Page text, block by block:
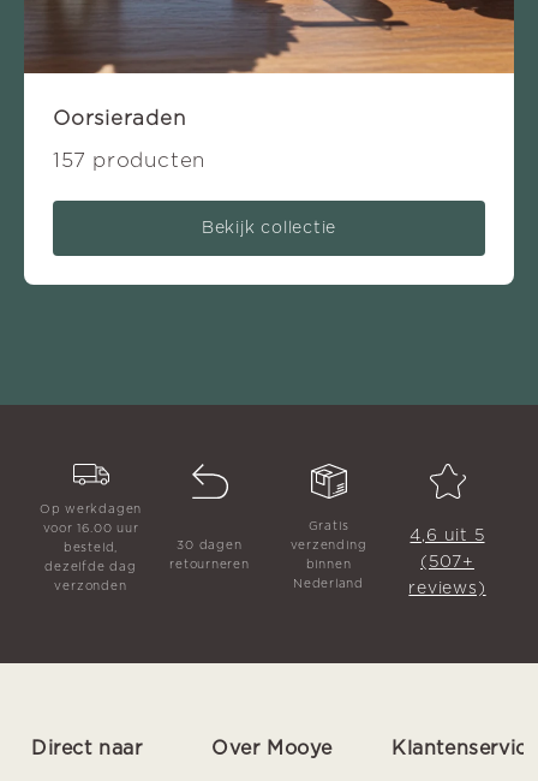
Oorsieraden
157 producten
Bekijk collectie
Op werkdagen
voor 16.00 uur
besteld,
dezelfde dag
verzonden
30 dagen
retourneren
Gratis
verzending
binnen
Nederland
4,6 uit 5
(507+
reviews)
Direct naar Over Mooye Klantenservice